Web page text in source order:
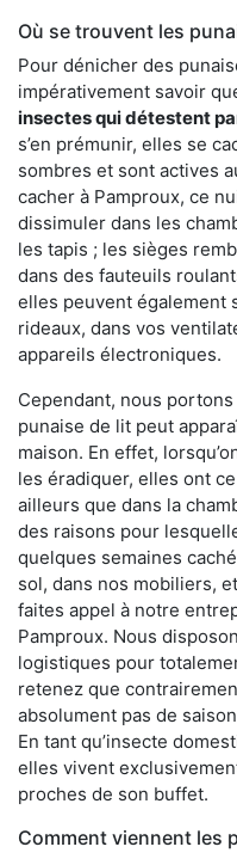
Où se trouvent les
Pour dénicher des
impérativement savoir
insectes qui détestent
s’en prémunir, elles se
sombres et sont actives
cacher à Pamproux, ce
dissimuler dans les
les tapis ; les sièges
dans des fauteuils
elles peuvent également
rideaux, dans vos
appareils électroniques.
Cependant, nous
punaise de lit peut
maison. En effet,
les éradiquer, elles ont
ailleurs que dans la
des raisons pour
quelques semaines
sol, dans nos mobiliers,
faites appel à notre
Pamproux. Nous
logistiques pour
retenez que
absolument pas de
En tant qu’insecte
elles vivent
proches de son buffet.
Comment viennent les